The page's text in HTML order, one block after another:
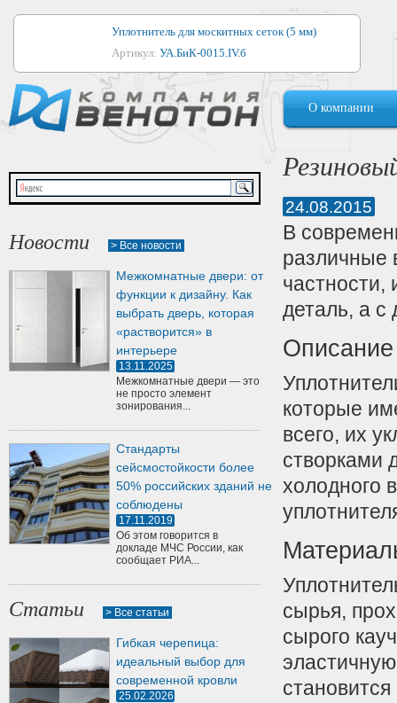
Уплотнитель для москитных сеток (5 мм)
Артикул: УА.БиК-0015.IV.б
Уплотнитель для алюминиевых окон
Артикул:1044
Уплотнитель для деревянных окон
Артикул:УМ.БиК-0062.IV.б
Уплотнитель лоджиевый для (4, 5, 6 мм)
Уплотнитель для деревянных дверей
Артикул:
О компании
Новости > Все новости
Межкомнатные двери: от
функции к дизайну. Как
выбрать дверь, которая
«растворится» в
интерьере
13.11.2025
Межкомнатные двери — это
не просто элемент
зонирования...
Стандарты
сейсмостойкости более
50% российских зданий не
соблюдены
17.11.2019
Об этом говорится в
докладе МЧС России, как
сообщает РИА...
Статьи > Все статьи
Гибкая черепица:
идеальный выбор для
современной кровли
25.02.2026
24.08.2015
В
различные
деталь, а с
Описание
которые
всего, их
створками
холодного
сырья,
сырого